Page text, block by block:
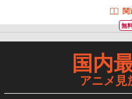
無
関
国内
アニメ見